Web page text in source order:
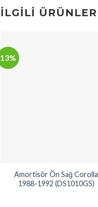
İLGILI ÜRÜNLER
13%
Amortisör Ön Sağ Corolla
1988-1992 (DS1010GS)